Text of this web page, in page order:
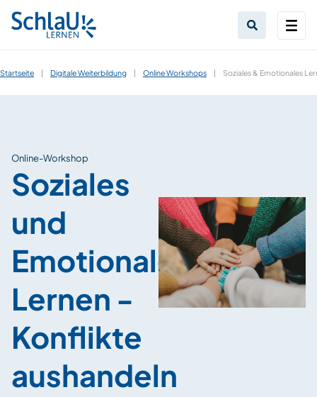
Startseite | Digitale Weiterbildung | Online Workshops | Soziales & Emotionales
Online-Workshop
Soziales
und
Emotionales
Lernen -
Konflikte
aushandeln